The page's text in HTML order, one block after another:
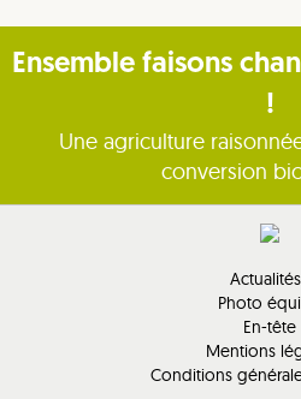
Ensemble faisons
!
Une agriculture
conversion
Photo
En-tête
Mentions
Conditions